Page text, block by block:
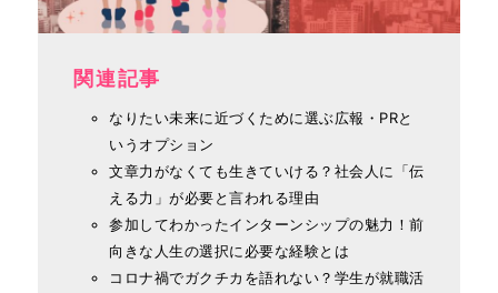
関連記事
なりたい未来に近づくために選ぶ広報・PRと
いうオプション
文章力がなくても生きていける？社会人に「伝
える力」が必要と言われる理由
参加してわかったインターンシップの魅力！前
向きな人生の選択に必要な経験とは
コロナ禍でガクチカを語れない？学生が就職活